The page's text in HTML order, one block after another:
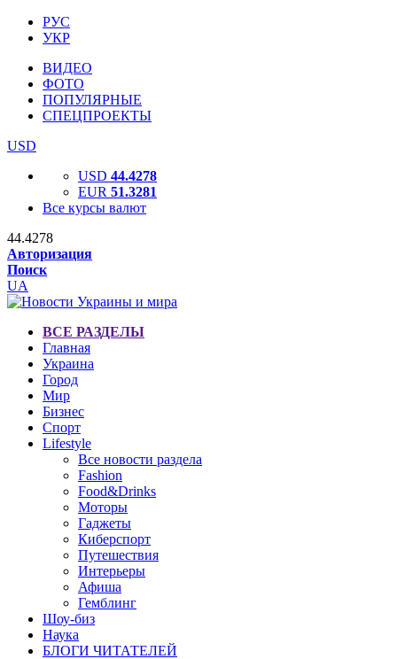
РУС
УКР
ВИДЕО
ФОТО
ПОПУЛЯРНЫЕ
СПЕЦПРОЕКТЫ
USD
USD 44.4278
EUR 51.3281
Все курсы валют
44.4278
Авторизация
Поиск
UA
ВСЕ РАЗДЕЛЫ
Главная
Украина
Город
Мир
Бизнес
Спорт
Lifestyle
Все новости раздела
Fashion
Food&Drinks
Моторы
Гаджеты
Киберспорт
Путешествия
Интерьеры
Афиша
Гемблинг
Шоу-биз
Наука
БЛОГИ ЧИТАТЕЛЕЙ